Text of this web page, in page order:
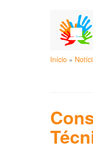
Você
Início »